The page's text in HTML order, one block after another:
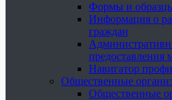
Формы и
Информация о
граждан
предоставления
Навигатор
Общественные
Общественные